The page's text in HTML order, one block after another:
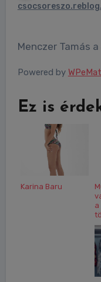
Menczer
Powered by
Ez is
Karina Baru
a